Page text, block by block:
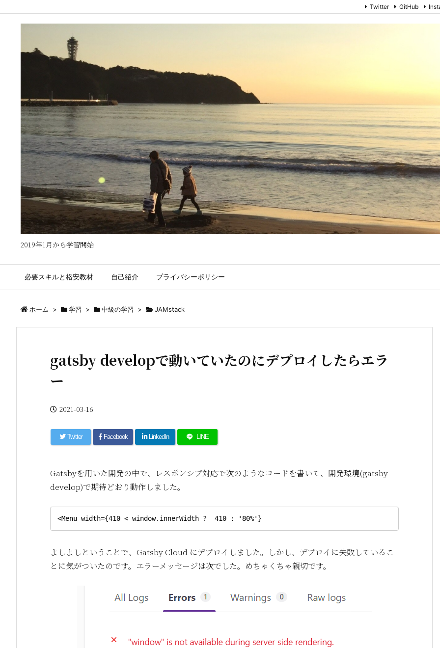
2019年1月から学習開始
必要スキルと格安教材 自己紹介 プライバシーポリシー
Twitter GitHub
ホーム > 学習 > 中級の学習 > JAMstack
gatsby developで動いていたのにデプロイしたらエラ
ー
2021-03-16
Twitter Facebook LinkedIn LINE
Gatsbyを用いた開発の中で、レスポンシブ対応で次のようなコードを書いて、開発環境(gatsby
develop)で期待どおり動作しました。
<Menu width={410 < window.innerWidth ?  410 : '80%'}
よしよしということで、Gatsby Cloud にデプロイしました。しかし、デプロイに失敗しているこ
とに気がついたのです。エラーメッセージは次でした。めちゃくちゃ親切です。